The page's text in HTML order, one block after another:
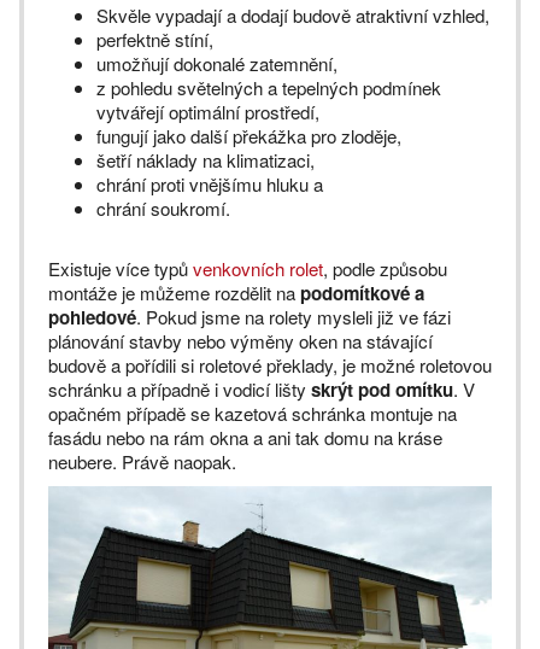
Skvěle vypadají a dodají budově atraktivní vzhled,
perfektně stíní,
umožňují dokonalé zatemnění,
z pohledu světelných a tepelných podmínek
vytvářejí optimální prostředí,
fungují jako další překážka pro zloděje,
šetří náklady na klimatizaci,
chrání proti vnějšímu hluku a
chrání soukromí.
Existuje více typůvenkovních rolet, podle způsobu
montáže je můžeme rozdělit napodomítkové a
pohledové. Pokud jsme na rolety mysleli již ve fázi
plánování stavby nebo výměny oken na stávající
budově a pořídili si roletové překlady, je možné roletovou
schránku a případně i vodicí lišty skrýt pod omítku. V
opačném případě se kazetová schránka montuje na
fasádu nebo na rám okna a ani tak domu na kráse
neubere. Právě naopak.